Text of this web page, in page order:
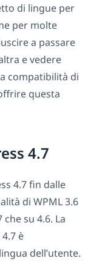
di lingue per
per molte
a passare
e vedere
compatibilità di
questa
4.7
4.7 fin dalle
di WPML 3.6
su 4.6. La
è
dell’utente.